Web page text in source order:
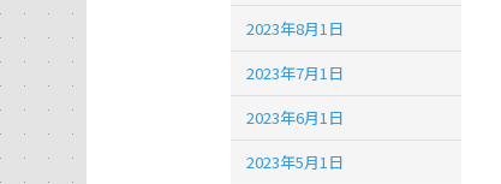
2023年8月1日
2023年7月1日
2023年6月1日
2023年5月1日